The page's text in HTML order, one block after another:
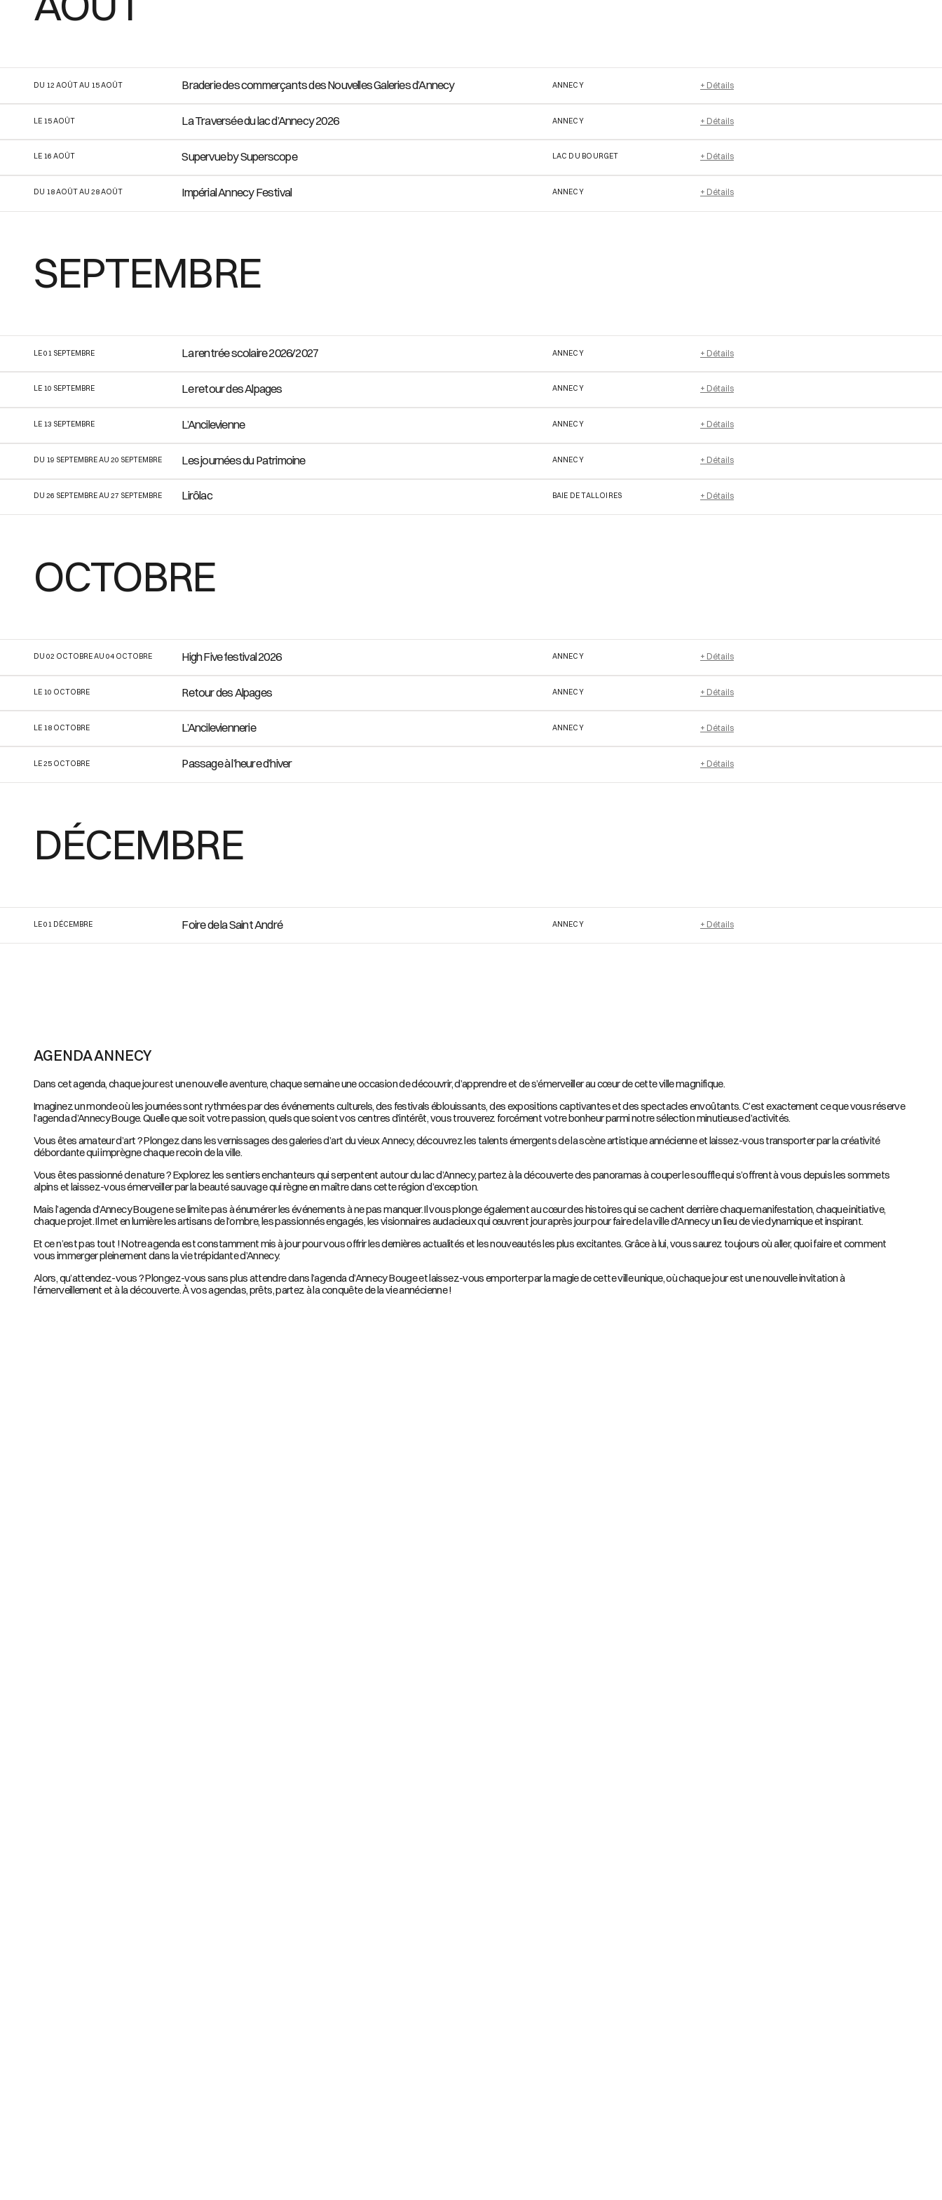
DU 12 AOÛT AU 15 AOÛT Braderie des commerçants des Nouvelles Galeries d’Annecy ANNECY + Détails
LE 15 AOÛT La Traversée du lac d’Annecy 2026 ANNECY + Détails
LE 16 AOÛT Supervue by Superscope LAC DU BOURGET + Détails
DU 18 AOÛT AU 28 AOÛT Impérial Annecy Festival ANNECY + Détails
SEPTEMBRE
LE 01 SEPTEMBRE La rentrée scolaire 2026/2027 ANNECY + Détails
LE 10 SEPTEMBRE Le retour des Alpages ANNECY + Détails
LE 13 SEPTEMBRE L’Ancilevienne ANNECY + Détails
DU 19 SEPTEMBRE AU 20 SEPTEMBRE Les journées du Patrimoine ANNECY + Détails
DU 26 SEPTEMBRE AU 27 SEPTEMBRE Lirôlac BAIE DE TALLOIRES + Détails
OCTOBRE
DU 02 OCTOBRE AU 04 OCTOBRE High Five festival 2026 ANNECY + Détails
LE 10 OCTOBRE Retour des Alpages ANNECY + Détails
LE 18 OCTOBRE L’Ancileviennerie ANNECY + Détails
LE 25 OCTOBRE Passage à l’heure d’hiver + Détails
DÉCEMBRE
LE 01 DÉCEMBRE Foire de la Saint André ANNECY + Détails
AGENDA ANNECY
Dans cet agenda, chaque jour est une nouvelle aventure, chaque semaine une occasion de découvrir, d’apprendre et de s’émerveiller au cœur de cette ville magnifique.
Imaginez un monde où les journées sont rythmées par des événements culturels, des festivals éblouissants, des expositions captivantes et des spectacles envoûtants. C’est exactement ce que vous réserve
l’agenda d’Annecy Bouge. Quelle que soit votre passion, quels que soient vos centres d’intérêt, vous trouverez forcément votre bonheur parmi notre sélection minutieuse d’activités.
Vous êtes amateur d’art ? Plongez dans les vernissages des galeries d’art du vieux Annecy, découvrez les talents émergents de la scène artistique annécienne et laissez-vous transporter par la créativité
débordante qui imprègne chaque recoin de la ville.
Vous êtes passionné de nature ? Explorez les sentiers enchanteurs qui serpentent autour du lac d’Annecy, partez à la découverte des panoramas à couper le souffle qui s’offrent à vous depuis les sommets
alpins et laissez-vous émerveiller par la beauté sauvage qui règne en maître dans cette région d’exception.
Mais l’agenda d’Annecy Bouge ne se limite pas à énumérer les événements à ne pas manquer. Il vous plonge également au cœur des histoires qui se cachent derrière chaque manifestation, chaque initiative,
chaque projet. Il met en lumière les artisans de l’ombre, les passionnés engagés, les visionnaires audacieux qui œuvrent jour après jour pour faire de la ville d’Annecy un lieu de vie dynamique et inspirant.
Et ce n’est pas tout ! Notre agenda est constamment mis à jour pour vous offrir les dernières actualités et les nouveautés les plus excitantes. Grâce à lui, vous saurez toujours où aller, quoi faire et comment
vous immerger pleinement dans la vie trépidante d’Annecy.
Alors, qu’attendez-vous ? Plongez-vous sans plus attendre dans l’agenda d’Annecy Bouge et laissez-vous emporter par la magie de cette ville unique, où chaque jour est une nouvelle invitation à
l’émerveillement et à la découverte. À vos agendas, prêts, partez à la conquête de la vie annécienne !